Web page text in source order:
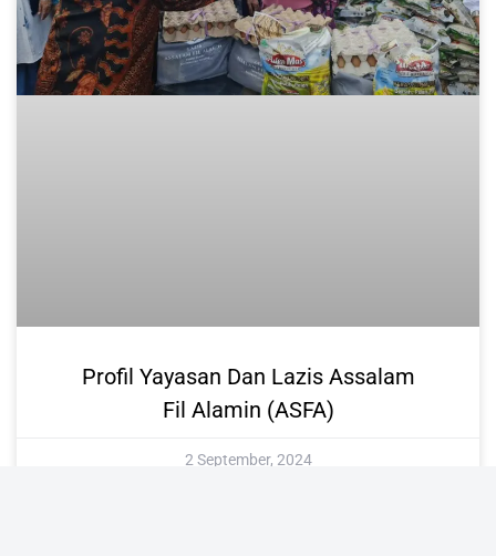
Profil Yayasan Dan Lazis Assalam
Fil Alamin (ASFA)
2 September, 2024